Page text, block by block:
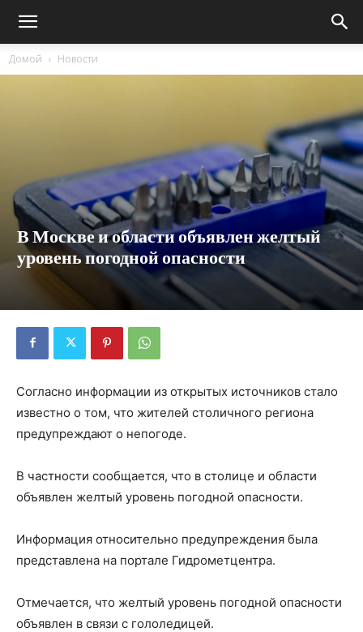
Домой Новости
В Москве и области объявлен желтый
уровень погодной опасности
Согласно информации из открытых источников стало
известно о том, что жителей столичного региона
предупреждают о непогоде.
В частности сообщается, что в столице и области
объявлен желтый уровень погодной опасности.
Информация относительно предупреждения была
представлена на портале Гидрометцентра.
Отмечается, что желтый уровень погодной опасности
объявлен в связи с гололедицей.